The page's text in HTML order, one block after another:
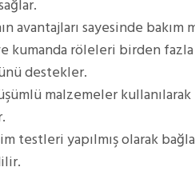
avantajları sayesinde bakım
kumanda röleleri birden
destekler.
malzemeler
testleri yapılmış olarak